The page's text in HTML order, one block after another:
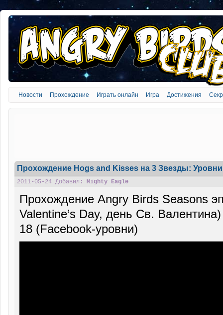
Новости Прохождение Играть онлайн Игра Достижения
Прохождение Hogs and Kisses на 3 Звезды: Уровни
2011-05-24 Добавил: Mighty Eagle
Прохождение Angry Birds Seasons
Valentine’s Day, день Св.
18 (Facebook-уровни)